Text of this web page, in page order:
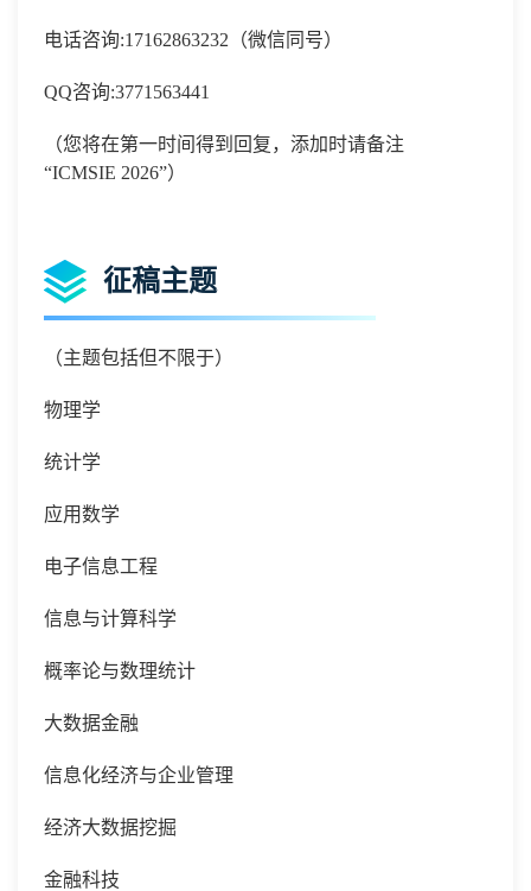
电话咨询:17162863232 （微信同号）
QQ咨询:3771563441
（您将在第一时间得到回复，添加时请备注
“ICMSIE 2026”）
征稿主题
（主题包括但不限于）
物理学
统计学
应用数学
电子信息工程
信息与计算科学
概率论与数理统计
大数据金融
信息化经济与企业管理
经济大数据挖掘
金融科技